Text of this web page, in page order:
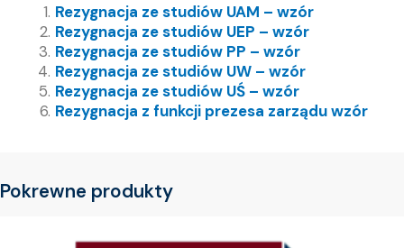
Rezygnacja ze studiów UAM – wzór
Rezygnacja ze studiów UEP – wzór
Rezygnacja ze studiów PP – wzór
Rezygnacja ze studiów UW – wzór
Rezygnacja ze studiów UŚ – wzór
Rezygnacja z funkcji prezesa zarządu wzór
Pokrewne produkty